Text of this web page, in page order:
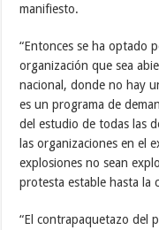
manifiesto.
“Entonces se ha optado
organización que sea
nacional, donde no hay
es un programa de
del estudio de todas las
las organizaciones en el
explosiones no sean
protesta estable hasta la
“El contrapaquetazo del